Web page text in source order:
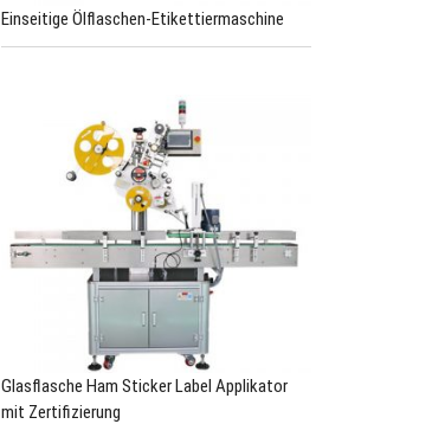
Einseitige Ölflaschen-Etikettiermaschine
Glasflasche Ham Sticker Label Applikator
mit Zertifizierung